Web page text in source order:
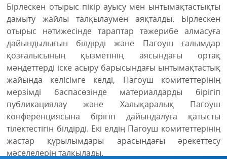
Бірлескен отырыс пікір ауысу мен ынтымақтастықты
дамыту жайлы талқылаумен аяқталды. Бірлескен
отырыс нәтижесінде тараптар тәжерибе алмасуға
дайындылығын білдірді және Пагоуш ғалымдар
қозғалысының қызметінің аясындағы ортақ
мәндеттерді іске асыру барысындағы ынтымақтастық
жайында келісімге келді, Пагоуш комитеттерінің
мерзімді баспасөзінде материалдарды бірігіп
публикациялау және Халықаралық Пагоуш
конференциясына бірігіп дайындалуға қатысты
тілектестігін білдірді. Екі елдің Пагоуш комитеттерінің
жастар құрылымдары арасындағы әрекеттесу
мәселелерін талқылады.